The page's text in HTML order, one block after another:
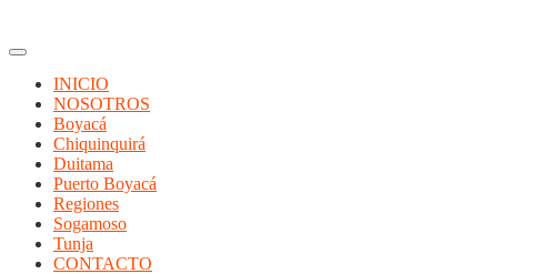
INICIO
NOSOTROS
Boyacá
Chiquinquirá
Duitama
Puerto Boyacá
Regiones
Sogamoso
Tunja
CONTACTO